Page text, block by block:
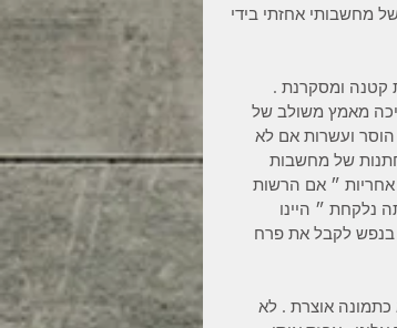
מחשבותי אחזתי בידי
קטנה ומסקרנת .
מאמץ משולב של
ועשרות אם לא
של מחשבות
אחריות ״ אם הרשות
נלקחת ״ היינו
בנפש לקבל את פרח
אוצרת . לא